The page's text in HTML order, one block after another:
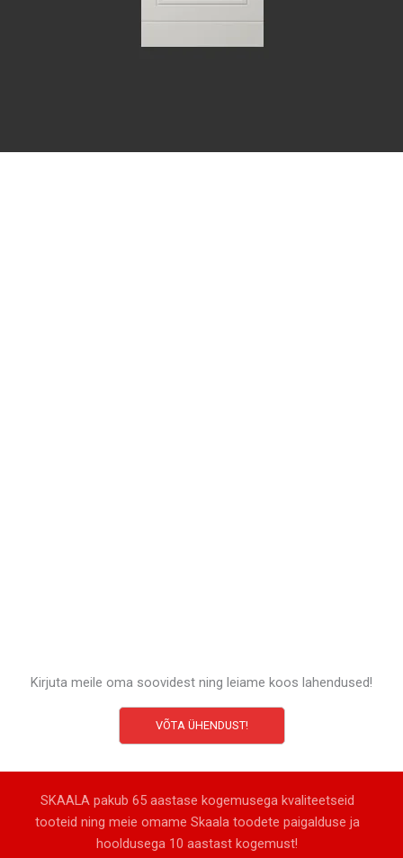
Kirjuta meile oma soovidest ning leiame koos lahendused!
VÕTA ÜHENDUST!
SKAALA pakub 65 aastase kogemusega kvaliteetseid
tooteid ning meie omame Skaala toodete paigalduse ja
hooldusega 10 aastast kogemust!